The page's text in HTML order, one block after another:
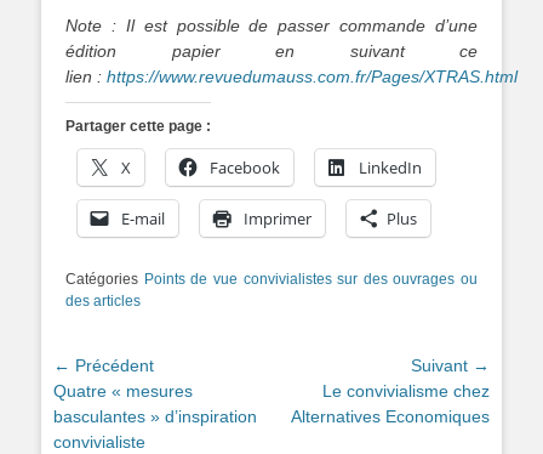
Note : Il est possible de passer commande d’une
édition papier en suivant ce
lien : https://www.revuedumauss.com.fr/Pages/XTRAS.html
Partager cette page :
X Facebook LinkedIn
E-mail Imprimer Plus
Catégories Points de vue convivialistes sur des ouvrages ou
des articles
Navigation
de
l’article
← Précédent
Article
précédent :
Quatre « mesures
basculantes » d’inspiration
convivialiste
Suivant →
suivant :
Le convivialisme chez
Alternatives Economiques